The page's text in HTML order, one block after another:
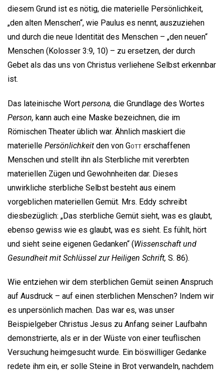
diesem Grund ist es nötig, die materielle Persönlichkeit,
„den alten Menschen“, wie Paulus es nennt, auszuziehen
und durch die neue Identität des Menschen – „den neuen“
Menschen (Kolosser 3:9, 10) – zu ersetzen, der durch
Gebet als das uns von Christus verliehene Selbst erkennbar
ist.
Das lateinische Wort persona, die Grundlage des Wortes
Person, kann auch eine Maske bezeichnen, die im
Römischen Theater üblich war. Ähnlich maskiert die
materielle Persönlichkeit den von Gott erschaffenen
Menschen und stellt ihn als Sterbliche mit vererbten
materiellen Zügen und Gewohnheiten dar. Dieses
unwirkliche sterbliche Selbst besteht aus einem
vorgeblichen materiellen Gemüt. Mrs. Eddy schreibt
diesbezüglich: „Das sterbliche Gemüt sieht, was es glaubt,
ebenso gewiss wie es glaubt, was es sieht. Es fühlt, hört
und sieht seine eigenen Gedanken“ (Wissenschaft und
Gesundheit mit Schlüssel zur Heiligen Schrift, S. 86).
Wie entziehen wir dem sterblichen Gemüt seinen Anspruch
auf Ausdruck – auf einen sterblichen Menschen? Indem wir
es unpersönlich machen. Das war es, was unser
Beispielgeber Christus Jesus zu Anfang seiner Laufbahn
demonstrierte, als er in der Wüste von einer teuflischen
Versuchung heimgesucht wurde. Ein böswilliger Gedanke
redete ihm ein, er solle Steine in Brot verwandeln, nachdem